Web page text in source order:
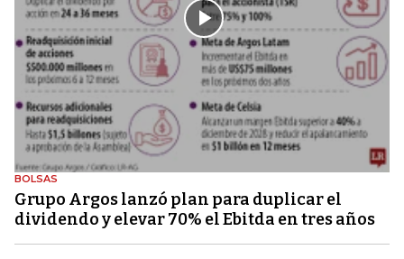
BOLSAS
Grupo Argos lanzó plan para duplicar el
dividendo y elevar 70% el Ebitda en tres años